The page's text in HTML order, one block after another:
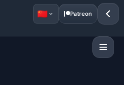
Patreon